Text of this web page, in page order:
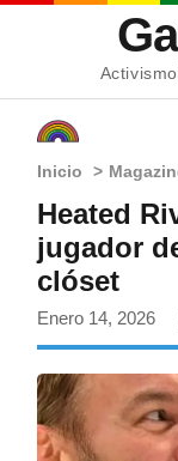
Inicio >
Heated
jugador
clóset
Enero 14, 2026